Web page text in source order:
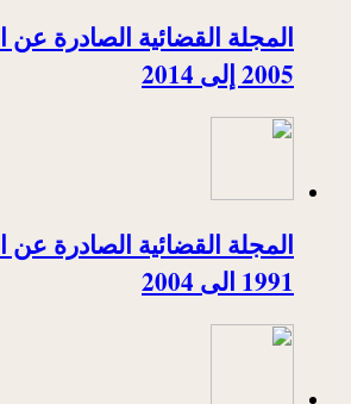
المجلة القضائية الصادرة عن
2005 إلى 2014
المجلة القضائية الصادرة عن
1991 الى 2004